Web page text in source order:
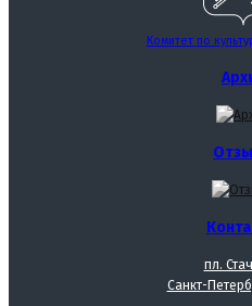
Комитет по
пл.
Санкт-